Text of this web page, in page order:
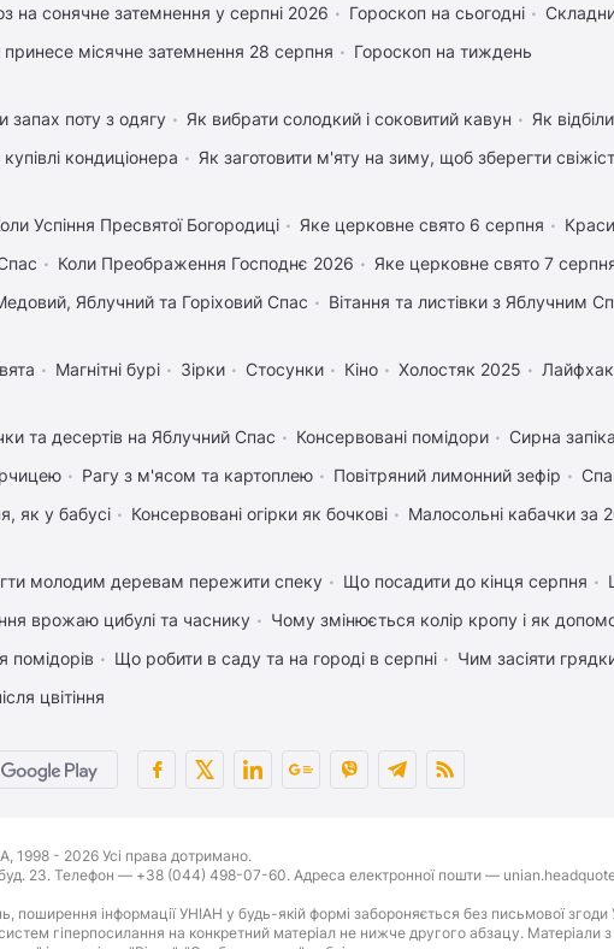
на сонячне затемнення у серпні 2026 Гороскоп на сьогодні
місячне затемнення 28 серпня Гороскоп на тиждень
запах поту з одягу Як вибрати солодкий і соковитий кавун
Як
кондиціонера
Як заготовити м'яту на зиму, щоб зберегти
Успіння Пресвятої Богородиці Яке церковне свято 6 серпня
Коли Преображення Господнє 2026 Яке церковне свято 7
Яблучний та Горіховий Спас
Вітання та листівки з Яблучним
Магнітні бурі Зірки Стосунки Кіно Холостяк 2025
та десертів на Яблучний Спас Консервовані помідори
Сирна
Рагу з м'ясом та картоплею Повітряний лимонний зефір
як у бабусі
Консервовані огірки як бочкові Малосольні кабачки за
молодим деревам пережити спеку Що посадити до кінця серпня
врожаю цибулі та часнику
Чому змінюється колір кропу і як
помідорів
Що робити в саду та на городі в серпні
Чим засіяти
цвітіння
1998 - 2026 Усі права дотримано.
23. Телефон — +38 (044) 498-07-60. Адреса електронної пошти —
поширення інформації УНІАН у будь-якій формі забороняється без письмової
гіперпосилання на конкретний матеріал не нижче другого абзацу.